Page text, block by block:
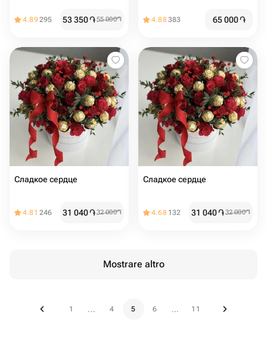
4.89295 53 350֏55 000֏ 4.88383 65 000֏
Сладкое сердце
4.81 246 31 040֏32 000֏
Сладкое сердце
4.68 132 31 040֏32 000֏
Mostrare altro
1 ... 4 5 6 ... 11